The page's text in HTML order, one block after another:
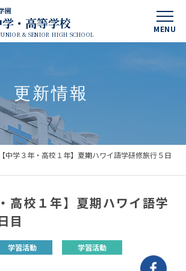
MENU
園
・高等学校
& SENIOR HIGH SCHOOL
更新情報
【中学３年・高校１年】夏期ハワイ語学研修旅行５日
高校１年】夏期ハワイ語学
目
学習活動 学習活動